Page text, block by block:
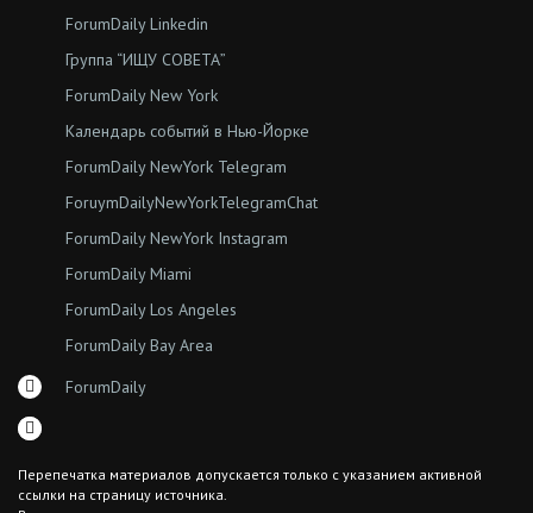
ForumDaily Linkedin
Группа “ИЩУ СОВЕТА”
ForumDaily New York
Календарь событий в Нью-Йорке
ForumDaily NewYork Telegram
ForuymDailyNewYorkTelegramChat
ForumDaily NewYork Instagram
ForumDaily Miami
ForumDaily Los Angeles
ForumDaily Bay Area
ForumDaily
Перепечатка материалов допускается только с указанием активной
ссылки на страницу источника.